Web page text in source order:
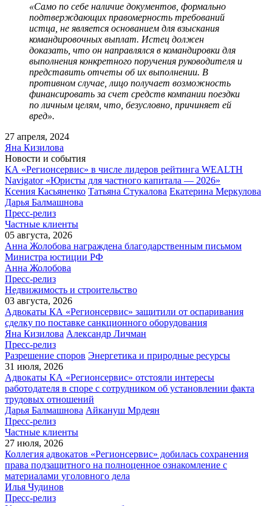
«Само по себе наличие документов, формально
подтверждающих правомерность требований
истца, не является основанием для взыскания
командировочных выплат. Истец должен
доказать, что он направлялся в командировки для
выполнения конкретного поручения руководителя и
представить отчеты об их выполнении. В
противном случае, лицо получает возможность
финансировать за счет средств компании поездки
по личным целям, что, безусловно, причиняет ей
вред».
27 апреля, 2024
Яна Кизилова
Новости и события
КА «Регионсервис» в числе лидеров рейтинга WEALTH
Navigator «Юристы для частного капитала — 2026»
Ксения Касьяненко Татьяна Стукалова Екатерина Меркулова
Дарья Балмашнова
Пресс-релиз
Частные клиенты
05 августа, 2026
Анна Жолобова награждена благодарственным письмом
Министра юстиции РФ
Анна Жолобова
Пресс-релиз
Недвижимость и строительство
03 августа, 2026
Адвокаты КА «Регионсервис» защитили от оспаривания
сделку по поставке санкционного оборудования
Яна Кизилова Александр Личман
Пресс-релиз
Разрешение споров Энергетика и природные ресурсы
31 июля, 2026
Адвокаты КА «Регионсервис» отстояли интересы
работодателя в споре с сотрудником об установлении факта
трудовых отношений
Дарья Балмашнова Айкануш Мрдеян
Пресс-релиз
Частные клиенты
27 июля, 2026
Коллегия адвокатов «Регионсервис» добилась сохранения
права подзащитного на полноценное ознакомление с
материалами уголовного дела
Илья Чудинов
Пресс-релиз